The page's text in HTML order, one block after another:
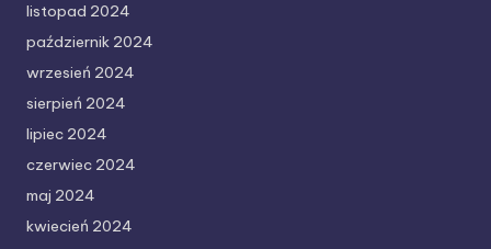
listopad 2024
październik 2024
wrzesień 2024
sierpień 2024
lipiec 2024
czerwiec 2024
maj 2024
kwiecień 2024